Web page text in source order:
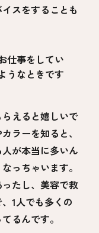
スをすることも
仕事をしてい
うなときです
えると嬉しいで
ラーを知ると、
が本当に多いん
っちゃいます。
たし、美容で救
1人でも多くの
るんです。